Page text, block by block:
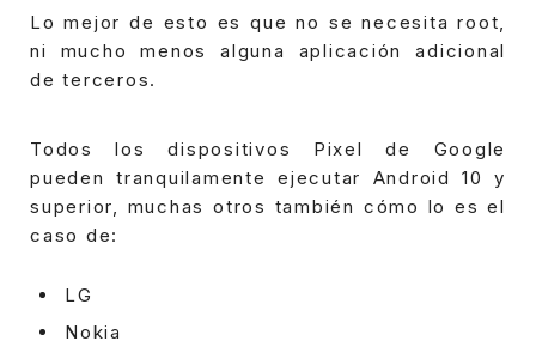
Lo mejor de esto es que no se necesita root,
ni mucho menos alguna aplicación adicional
de terceros.
Todos los dispositivos Pixel de Google
pueden tranquilamente ejecutar Android 10 y
superior, muchas otros también cómo lo es el
caso de:
LG
Nokia